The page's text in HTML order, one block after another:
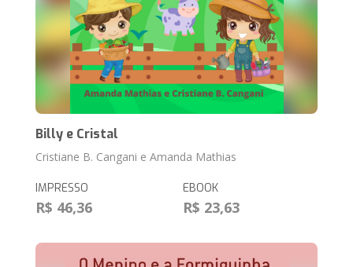
Billy e Cristal
Cristiane B. Cangani e Amanda Mathias
IMPRESSO
R$ 46,36
EBOOK
R$ 23,63